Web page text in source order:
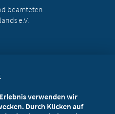
beamteten
e.V.
verwenden wir
Durch Klicken auf